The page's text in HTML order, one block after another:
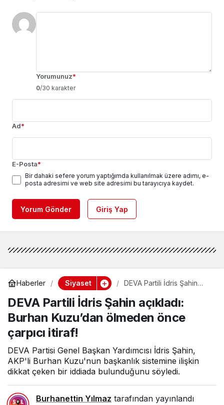
Yorumunuz*
0/30 karakter
Ad*
E-Posta*
Bir dahaki sefere yorum yaptığımda kullanılmak üzere adımı, e-
posta adresimi ve web site adresimi bu tarayıcıya kaydet.
Yorum Gönder Giriş Yap
Haberler Siyaset
DEVA Partili İdris Şahin
ölmeden önce çarpıcı
itiraf!
DEVA Partili İdris Şahin açıkladı:
Burhan Kuzu’dan ölmeden önce
çarpıcı itiraf!
DEVA Partisi Genel Başkan Yardımcısı İdris Şahin,
AKP'li Burhan Kuzu'nun başkanlık sistemine ilişkin
dikkat çeken bir iddiada bulunduğunu söyledi.
Burhanettin Yılmaz tarafından yayınlandı